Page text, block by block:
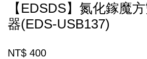
【EDSDS】氮化鎵魔
器(EDS-USB137)
NT$ 400